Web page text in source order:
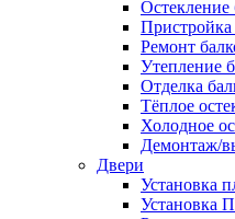
Остекление
Пристройка
Ремонт
Утепление
Отделка
Тёплое
Холодное
Демонтаж/
Двери
Установка
Установка